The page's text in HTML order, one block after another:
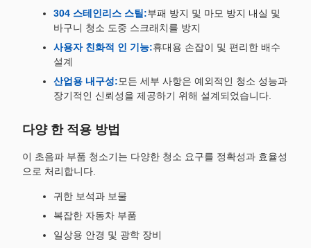
304 스테인리스 스틸:부패 방지 및 마모 방지 내실 및
바구니 청소 도중 스크래치를 방지
사용자 친화적 인 기능:휴대용 손잡이 및 편리한 배수
설계
산업용 내구성:모든 세부 사항은 예외적인 청소 성능과
장기적인 신뢰성을 제공하기 위해 설계되었습니다.
다양 한 적용 방법
이 초음파 부품 청소기는 다양한 청소 요구를 정확성과 효율성
으로 처리합니다.
귀한 보석과 보물
복잡한 자동차 부품
일상용 안경 및 광학 장비